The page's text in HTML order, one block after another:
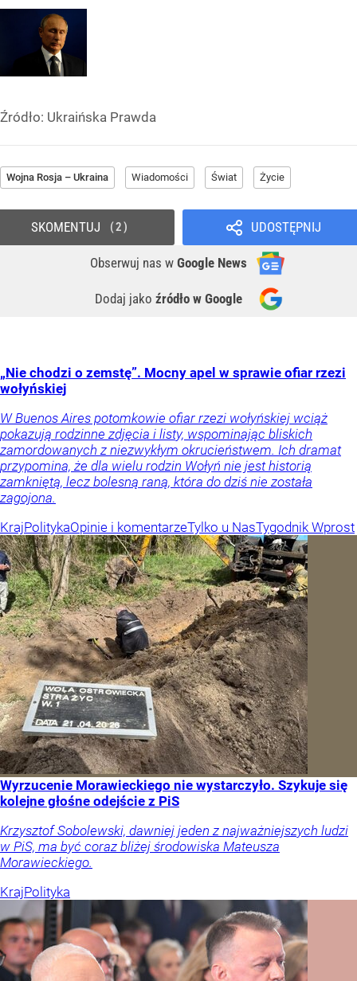
Źródło: Ukraińska Prawda
Wojna Rosja – Ukraina Wiadomości Świat Życie
UDOSTĘPNIJ
Obserwuj nas w Google News
Dodaj jako źródło w Google
SKOMENTUJ 2
„Nie chodzi o zemstę”. Mocny apel w sprawie ofiar rzezi
wołyńskiej
W Buenos Aires potomkowie ofiar rzezi wołyńskiej wciąż
pokazują rodzinne zdjęcia i listy, wspominając bliskich
zamordowanych z niezwykłym okrucieństwem. Ich dramat
przypomina, że dla wielu rodzin Wołyń nie jest historią
zamkniętą, lecz bolesną raną, która do dziś nie została
zagojona.
KrajPolitykaOpinie i komentarzeTylko u NasTygodnik Wprost
Wyrzucenie Morawieckiego nie wystarczyło. Szykuje się
kolejne głośne odejście z PiS
Krzysztof Sobolewski, dawniej jeden z najważniejszych ludzi
w PiS, ma być coraz bliżej środowiska Mateusza
Morawieckiego.
KrajPolityka